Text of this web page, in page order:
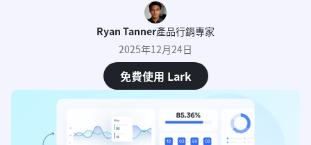
Ryan Tanner產品行銷專家
2025年12月24日
免費使用 Lark